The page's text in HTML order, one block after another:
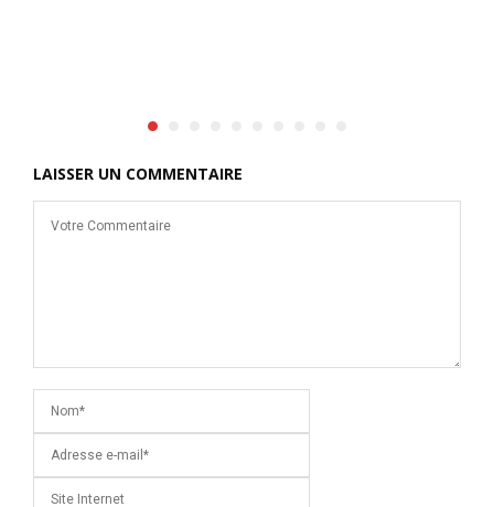
LAISSER UN COMMENTAIRE